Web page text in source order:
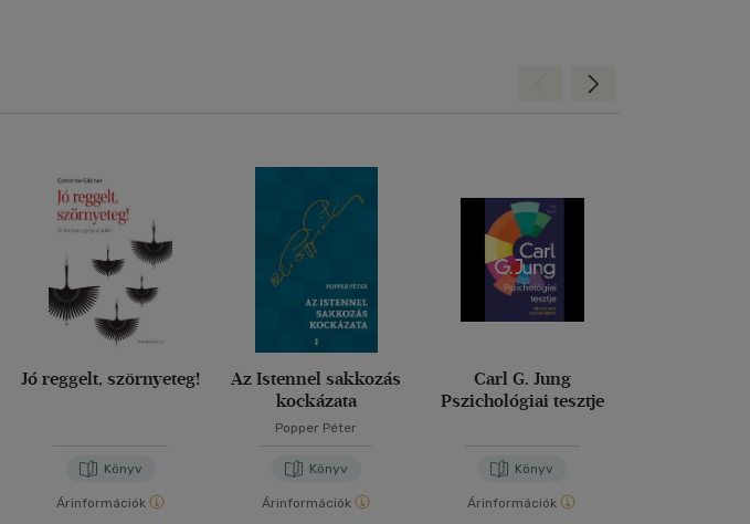
Jó reggelt, szörnyeteg!
Könyv
Árinformációk
Az Istennel sakkozás
kockázata
Popper Péter
Könyv
Árinformációk
Carl G. Jung
Pszichológiai tesztje
Könyv
Árinformációk
Előre